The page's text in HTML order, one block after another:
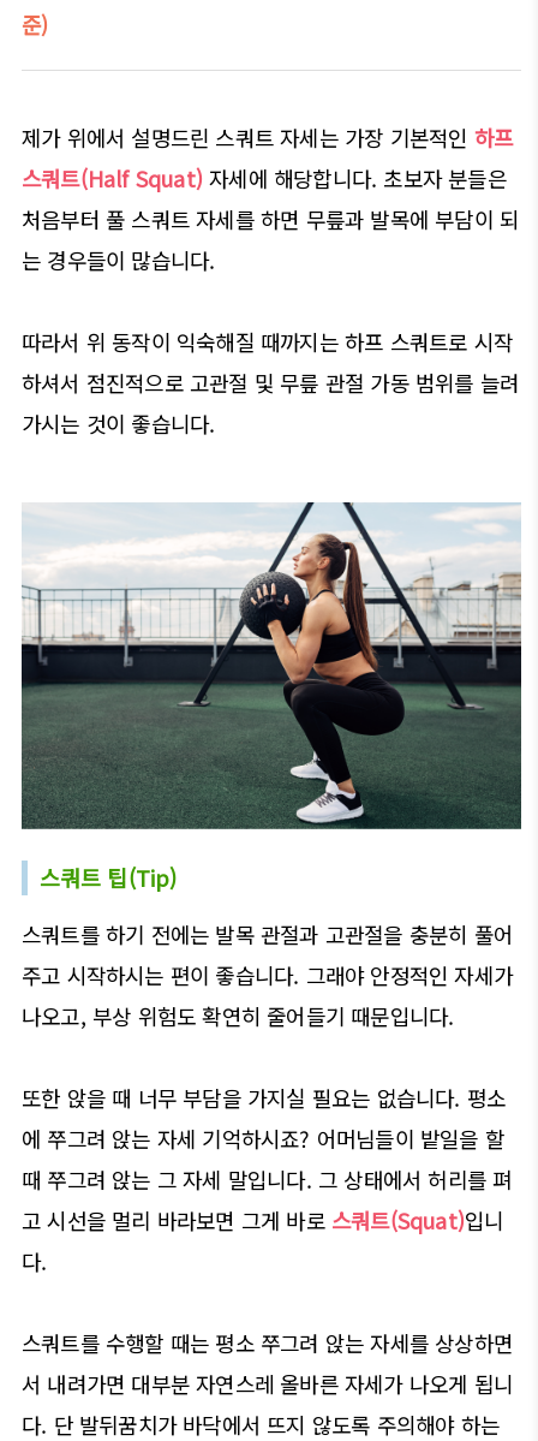
준)
제가 위에서 설명드린 스쿼트 자세는 가장 기본적인 하프
스쿼트(Half Squat) 자세에 해당합니다. 초보자 분들은
처음부터 풀 스쿼트 자세를 하면 무릎과 발목에 부담이 되
는 경우들이 많습니다.
따라서 위 동작이 익숙해질 때까지는 하프 스쿼트로 시작
하셔서 점진적으로 고관절 및 무릎 관절 가동 범위를 늘려
가시는 것이 좋습니다.
스쿼트 팁(Tip)
스쿼트를 하기 전에는 발목 관절과 고관절을 충분히 풀어
주고 시작하시는 편이 좋습니다. 그래야 안정적인 자세가
나오고, 부상 위험도 확연히 줄어들기 때문입니다.
또한 앉을 때 너무 부담을 가지실 필요는 없습니다. 평소
에 쭈그려 앉는 자세 기억하시죠? 어머님들이 밭일을 할
때 쭈그려 앉는 그 자세 말입니다. 그 상태에서 허리를 펴
고 시선을 멀리 바라보면 그게 바로 스쿼트(Squat)입니
다.
스쿼트를 수행할 때는 평소 쭈그려 앉는 자세를 상상하면
서 내려가면 대부분 자연스레 올바른 자세가 나오게 됩니
다. 단 발뒤꿈치가 바닥에서 뜨지 않도록 주의해야 하는